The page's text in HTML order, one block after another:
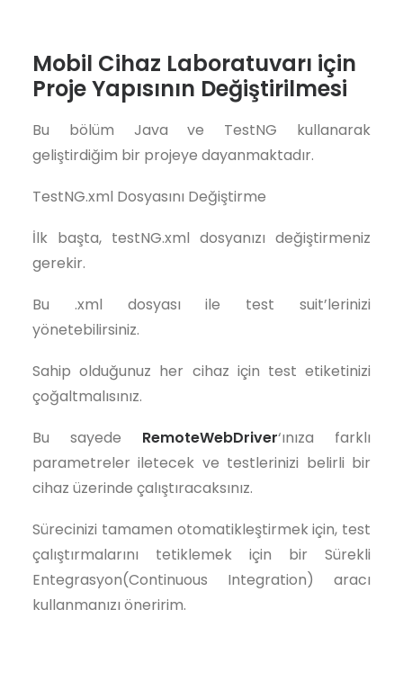
Mobil Cihaz Laboratuvarı için
Proje Yapısının Değiştirilmesi
Bu bölüm Java ve TestNG kullanarak
geliştirdiğim bir projeye dayanmaktadır.
TestNG.xml Dosyasını Değiştirme
İlk başta, testNG.xml dosyanızı değiştirmeniz
gerekir.
Bu .xml dosyası ile test suit’lerinizi
yönetebilirsiniz.
Sahip olduğunuz her cihaz için test etiketinizi
çoğaltmalısınız.
Bu sayede RemoteWebDriver‘ınıza farklı
parametreler iletecek ve testlerinizi belirli bir
cihaz üzerinde çalıştıracaksınız.
Sürecinizi tamamen otomatikleştirmek için, test
çalıştırmalarını tetiklemek için bir Sürekli
Entegrasyon(Continuous Integration) aracı
kullanmanızı öneririm.